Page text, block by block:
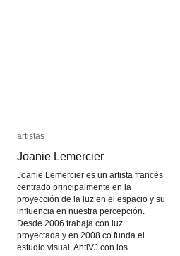
artistas
Joanie Lemercier
Joanie Lemercier es un artista francés
centrado principalmente en la
proyección de la luz en el espacio y su
influencia en nuestra percepción.
Desde 2006 trabaja con luz
proyectada y en 2008 co funda el
estudio visual AntiVJ con los
artistas
Joanie Lemercier